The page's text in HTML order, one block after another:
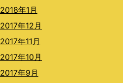
2018年1月
2017年12月
2017年11月
2017年10月
2017年9月